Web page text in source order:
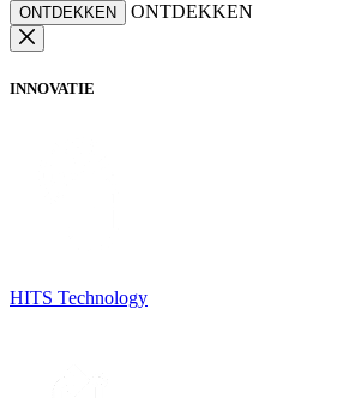
ONTDEKKEN ONTDEKKEN
INNOVATIE
HITS Technology